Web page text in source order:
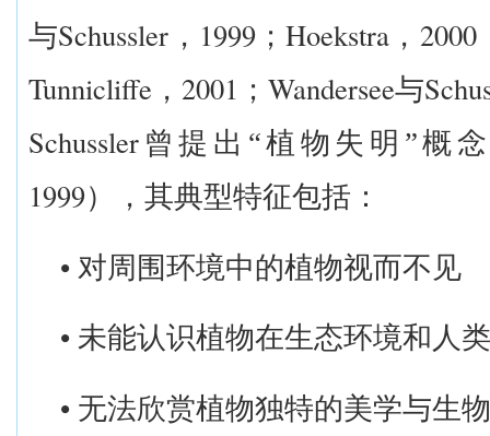
与Schussler ， 1999 ；Hoekstra ， 2000
Tunnicliffe ， 2001 ；Wandersee与
Schussler 曾提出 “植物失明 ”概
1999），其典型特征包括：
• 对周围环境中的植物视而不见
• 未能认识植物在生态环境和人
• 无法欣赏植物独特的美学与生